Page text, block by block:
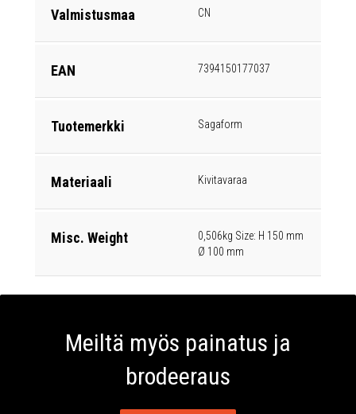
Valmistusmaa CN
EAN 7394150177037
Tuotemerkki Sagaform
Materiaali Kivitavaraa
Misc. Weight
0,506kg Size: H 150 mm
Ø 100 mm
Meiltä myös painatus ja
brodeeraus